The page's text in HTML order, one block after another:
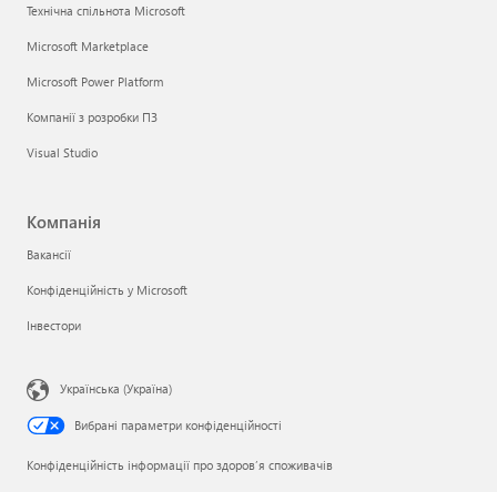
Технічна спільнота Microsoft
Microsoft Marketplace
Microsoft Power Platform
Компанії з розробки ПЗ
Visual Studio
Компанія
Вакансії
Конфіденційність у Microsoft
Інвестори
Українська (Україна)
Вибрані параметри конфіденційності
Конфіденційність інформації про здоров’я споживачів